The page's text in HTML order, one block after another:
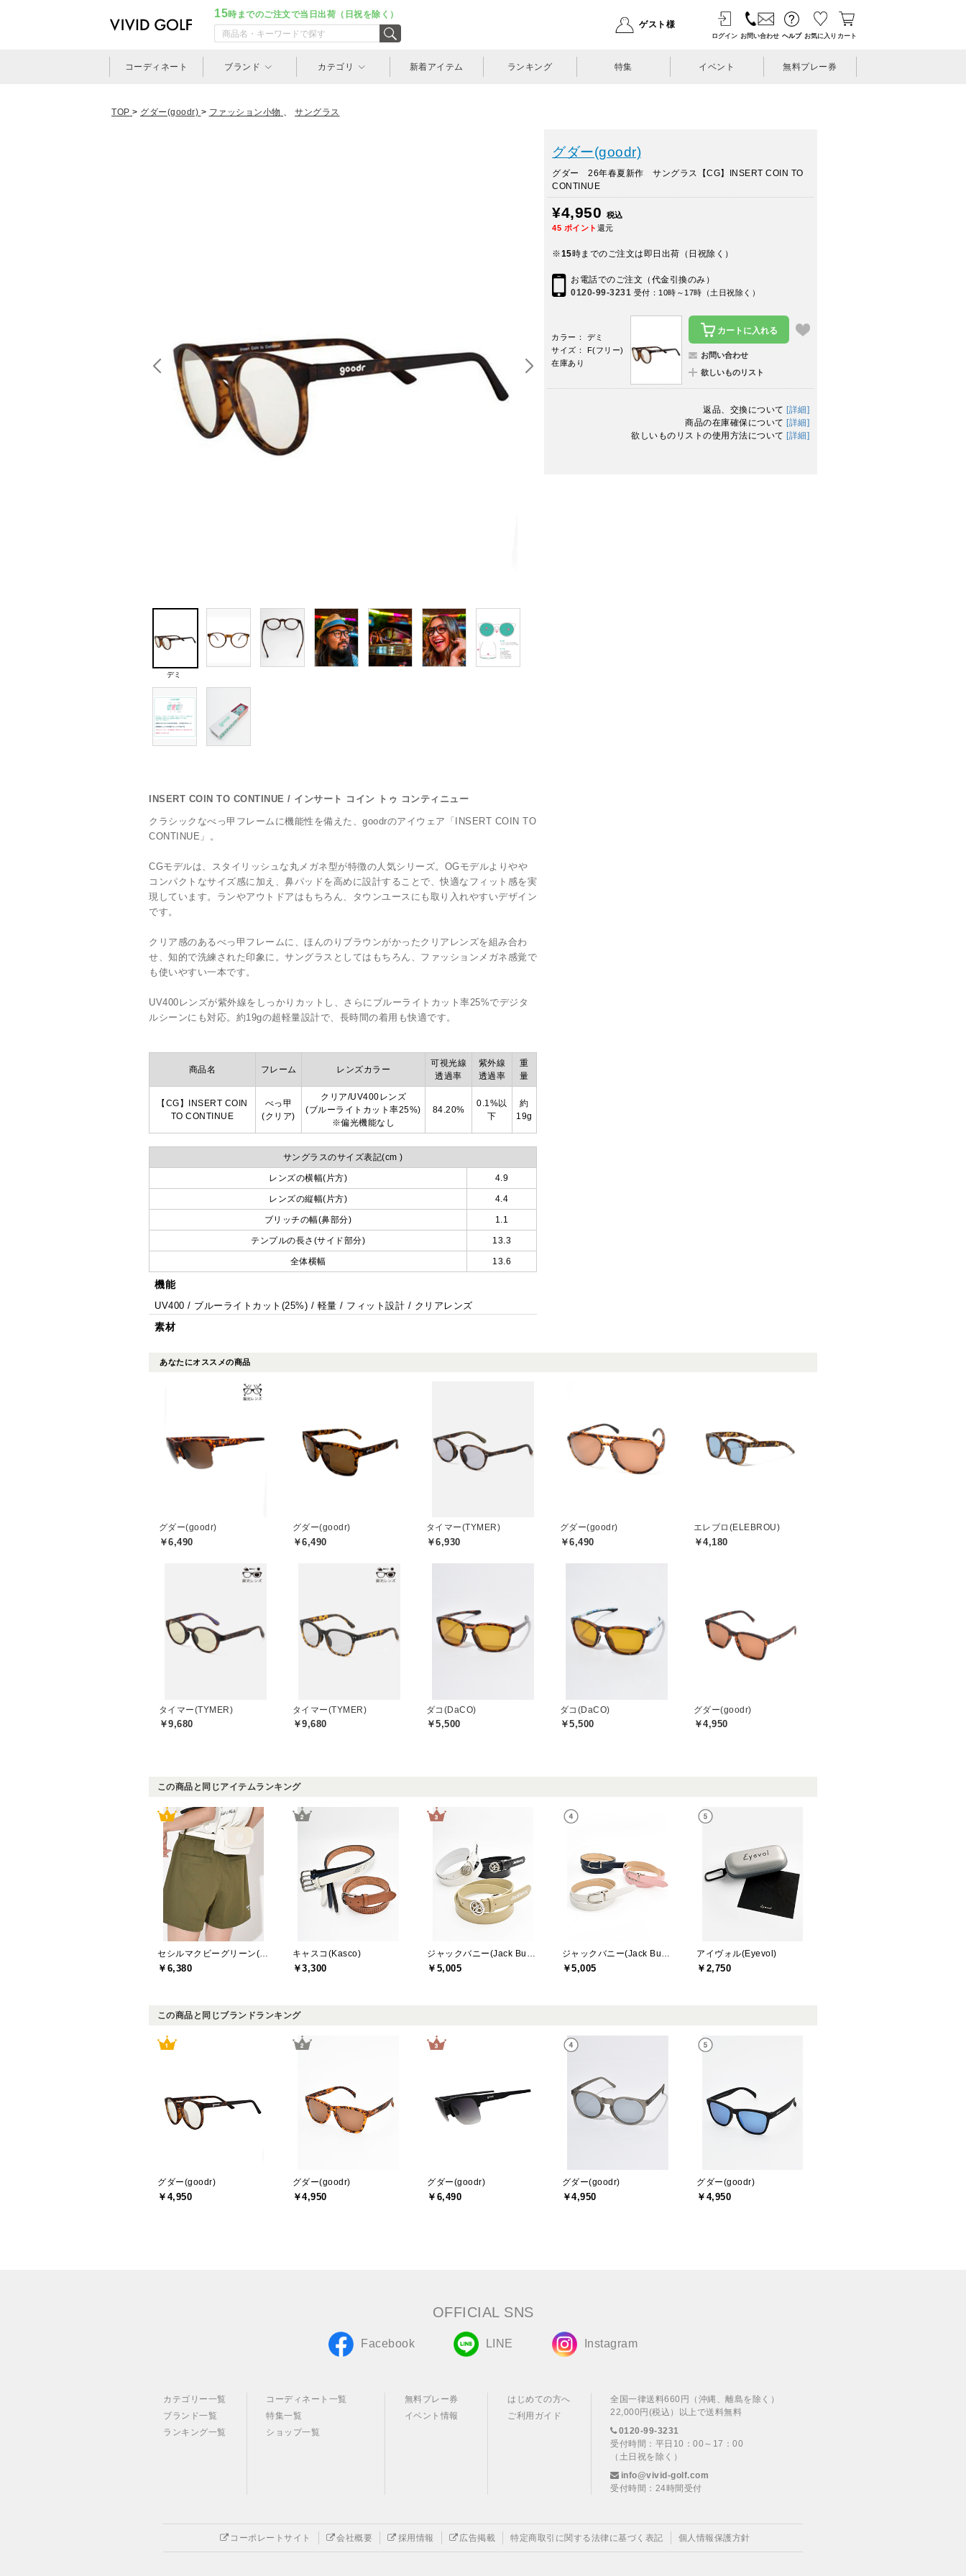
15時までのご注文で当日出荷（日祝を除く）
ゲスト様
ログイン お問い合わせ ヘルプ お気に入り カート
コーディネート ブランド カテゴリ 新着アイテム ランキング 特集 イベント 無料プレー券
TOP > グダー(goodr) > ファッション小物 、 サングラス
デミ
INSERT COIN TO CONTINUE / インサート コイン トゥ コンティニュー
クラシックなべっ甲フレームに機能性を備えた、goodrのアイウェア「INSERT COIN TO
CONTINUE」。
CGモデルは、スタイリッシュな丸メガネ型が特徴の人気シリーズ。OGモデルよりやや
コンパクトなサイズ感に加え、鼻パッドを高めに設計することで、快適なフィット感を実
現しています。ランやアウトドアはもちろん、タウンユースにも取り入れやすいデザイン
です。
クリア感のあるべっ甲フレームに、ほんのりブラウンがかったクリアレンズを組み合わ
せ、知的で洗練された印象に。サングラスとしてはもちろん、ファッションメガネ感覚で
も使いやすい一本です。
UV400レンズが紫外線をしっかりカットし、さらにブルーライトカット率25%でデジタ
ルシーンにも対応。約19gの超軽量設計で、長時間の着用も快適です。
商品名 フレーム レンズカラー
可視光線
透過率
紫外線
透過率
重
量
【CG】INSERT COIN
TO CONTINUE
べっ甲
(クリア)
クリア/UV400レンズ
(ブルーライトカット率25%)
※偏光機能なし
84.20%
0.1%以
下
約
19g
サングラスのサイズ表記(cm )
レンズの横幅(片方) 4.9
レンズの縦幅(片方) 4.4
ブリッチの幅(鼻部分) 1.1
テンプルの長さ(サイド部分) 13.3
全体横幅 13.6
機能
UV400 / ブルーライトカット(25%) / 軽量 / フィット設計 / クリアレンズ
素材
グダー(goodr)
グダー 26年春夏新作 サングラス【CG】INSERT COIN TO
CONTINUE
¥4,950
税込
45 ポイント 還元
※15時までのご注文は即日出荷（日祝除く）
お電話でのご注文（代金引換のみ）
0120-99-3231 受付：10時～17時（土日祝除く）
カラー： デミ
サイズ： F(フリー)
在庫あり
カートに入れる
お問い合わせ
欲しいものリスト
返品、交換について [詳細]
商品の在庫確保について [詳細]
欲しいものリストの使用方法について [詳細]
あなたにオススメの商品
グダー(goodr)
￥6,490
グダー(goodr)
￥6,490
タイマー(TYMER)
￥6,930
グダー(goodr)
￥6,490
エレブロ(ELEBROU)
￥4,180
タイマー(TYMER)
￥9,680
タイマー(TYMER)
￥9,680
ダコ(DaCO)
￥5,500
ダコ(DaCO)
￥5,500
グダー(goodr)
￥4,950
この商品と同じアイテムランキング
￥6,380
キャスコ(Kasco)
￥3,300 ￥5,005 ￥5,005
アイヴォル(Eyevol)
￥2,750
この商品と同じブランドランキング
グダー(goodr)
￥4,950
グダー(goodr)
￥4,950
グダー(goodr)
￥6,490
グダー(goodr)
￥4,950
グダー(goodr)
￥4,950
OFFICIAL SNS
Facebook LINE Instagram
カテゴリー一覧
ブランド一覧
ランキング一覧
コーディネート一覧
特集一覧
ショップ一覧
無料プレー券
イベント情報
はじめての方へ
ご利用ガイド
全国一律送料660円（沖縄、離島を除く）
22,000円(税込）以上で送料無料
0120-99-3231
受付時間：平日10：00～17：00
（土日祝を除く）
info@vivid-golf.com
受付時間：24時間受付
コーポレートサイト 会社概要 採用情報 広告掲載 特定商取引に関する法律に基づく表記 個人情報保護方針